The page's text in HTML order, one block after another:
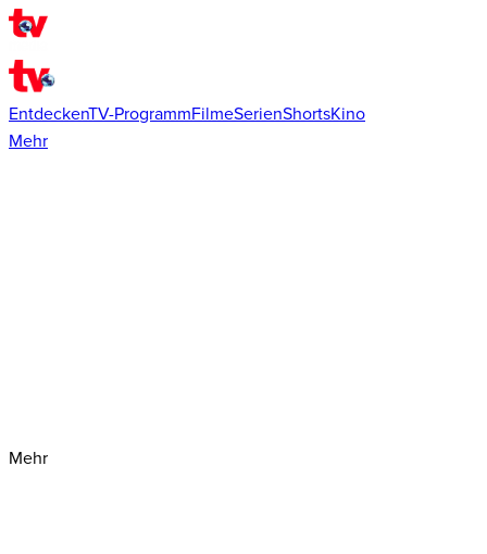
EntdeckenTV-ProgrammFilmeSerienShortsKino
Mehr
Mehr